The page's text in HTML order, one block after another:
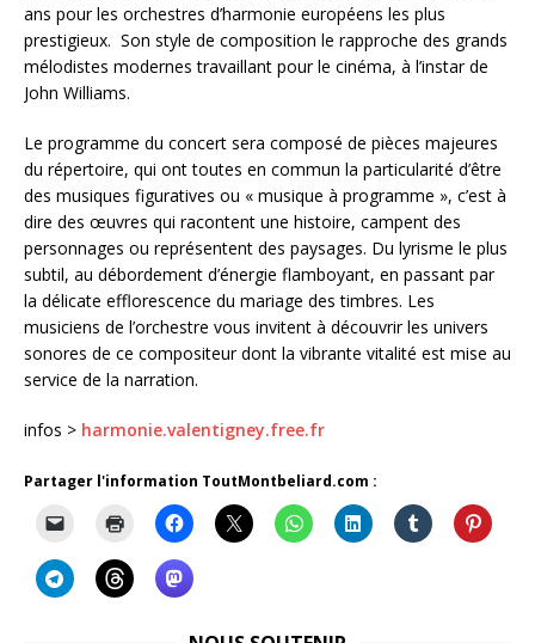
ans pour les orchestres d’harmonie européens les plus
prestigieux. Son style de composition le rapproche des grands
mélodistes modernes travaillant pour le cinéma, à l’instar de
John Williams.
Le programme du concert sera composé de pièces majeures
du répertoire, qui ont toutes en commun la particularité d’être
des musiques figuratives ou « musique à programme », c’est à
dire des œuvres qui racontent une histoire, campent des
personnages ou représentent des paysages. Du lyrisme le plus
subtil, au débordement d’énergie flamboyant, en passant par
la délicate efflorescence du mariage des timbres. Les
musiciens de l’orchestre vous invitent à découvrir les univers
sonores de ce compositeur dont la vibrante vitalité est mise au
service de la narration.
infos > harmonie.valentigney.free.fr
Partager l'information ToutMontbeliard.com :